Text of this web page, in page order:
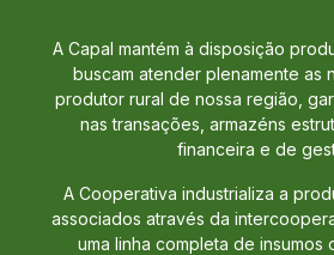
A Capal mantém à disposição
buscam atender plenamente as
produtor rural de nossa região,
nas transações, armazéns
financeira e de
A Cooperativa industrializa a
associados através da
uma linha completa de insumos